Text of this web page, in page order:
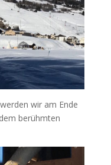
wir am Ende
berühmten